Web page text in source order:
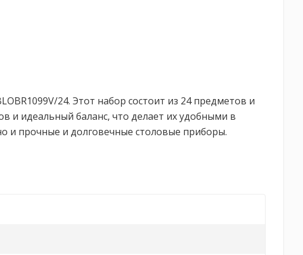
24. Этот набор состоит из 24 предметов и
и идеальный баланс, что делает их удобными в
и прочные и долговечные столовые приборы.